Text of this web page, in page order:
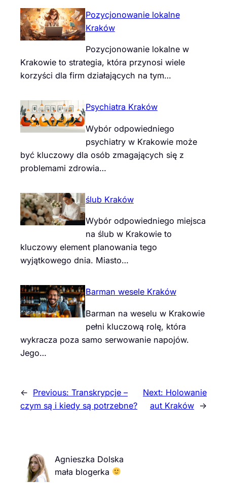
Pozycjonowanie lokalne
Kraków
Pozycjonowanie lokalne w
Krakowie to strategia, która przynosi wiele
korzyści dla firm działających na tym…
Psychiatra Kraków
Wybór odpowiedniego
psychiatry w Krakowie może
być kluczowy dla osób zmagających się z
problemami zdrowia…
ślub Kraków
Wybór odpowiedniego miejsca
na ślub w Krakowie to
kluczowy element planowania tego
wyjątkowego dnia. Miasto…
Barman wesele Kraków
Barman na weselu w Krakowie
pełni kluczową rolę, która
wykracza poza samo serwowanie napojów.
Jego…
← Previous: Transkrypcje –
czym są i kiedy są potrzebne?
Next: Holowanie
aut Kraków →
Agnieszka Dolska
mała blogerka